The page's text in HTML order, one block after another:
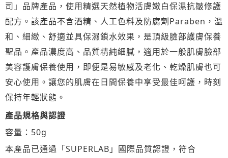
司」品牌產品，使用精選天然植物活膚嫩白保濕抗皺修護
配方。該產品不含酒精、人工色料及防腐劑Paraben，溫
和、細緻、舒適並具保濕鎖水效果，是頂級臉部護膚保養
聖品。產品濃度高、品質精純細膩，適用於一般肌膚臉部
美容護膚保養使用，即便是易敏感及老化、乾燥肌膚也可
安心使用。讓您的肌膚在日間保養中享受最佳呵護，時刻
保持年輕狀態。
產品規格與認證
容量：50g
本產品已通過「SUPERLAB」國際品質認證，符合